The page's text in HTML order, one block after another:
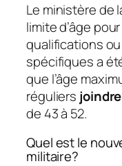
Le ministère de
limite d’âge
qualifications
spécifiques a
que l’âge
réguliers joindre
de 43 à 52.
Quel est le
militaire?